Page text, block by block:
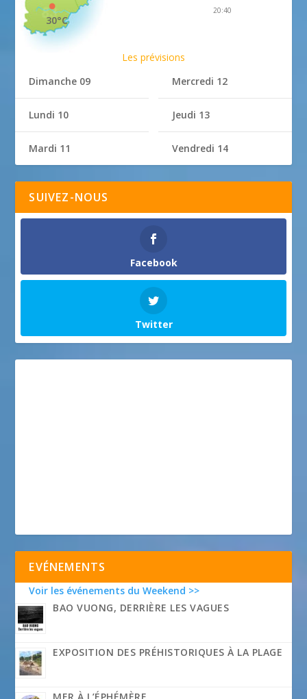
30°C
20:40
Les prévisions
Dimanche 09
Lundi 10
Mardi 11
Mercredi 12
Jeudi 13
Vendredi 14
SUIVEZ-NOUS
Facebook
Twitter
EVÉNEMENTS
Voir les événements du Weekend >>
BAO VUONG, DERRIÈRE LES VAGUES
EXPOSITION DES PRÉHISTORIQUES À LA PLAGE